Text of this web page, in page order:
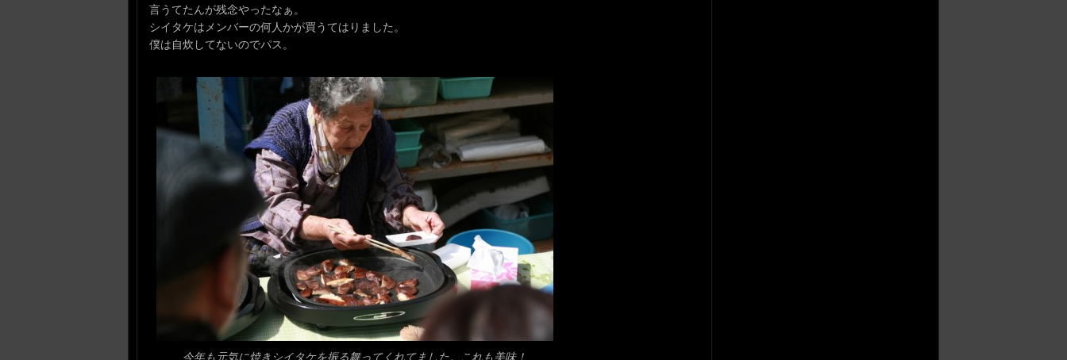
言うてたんが残念やったなぁ。
シイタケはメンバーの何人かが買うてはりました。
僕は自炊してないのでパス。
今年も元気に焼きシイタケを振る舞ってくれてました。これも美味！